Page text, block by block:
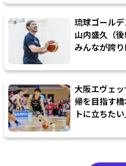
琉球ゴール
山内盛久（
みんなが誇り
大阪エヴェ
帰を目指す
トに立ちたい